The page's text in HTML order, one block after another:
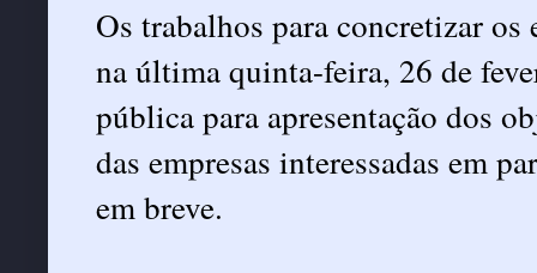
Os trabalhos para concretizar
na última quinta-feira, 26 de
pública para apresentação dos
das empresas interessadas em
em breve.